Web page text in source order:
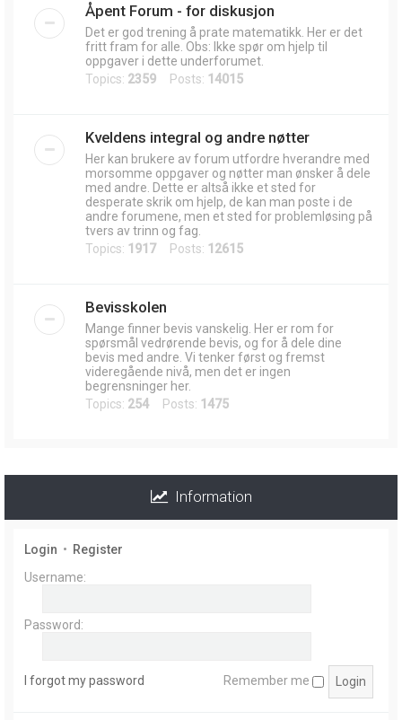
Åpent Forum - for diskusjon
Det er god trening å prate matematikk. Her er det
fritt fram for alle. Obs: Ikke spør om hjelp til
oppgaver i dette underforumet.
Topics: 2359 Posts: 14015
Kveldens integral og andre nøtter
Her kan brukere av forum utfordre hverandre med
morsomme oppgaver og nøtter man ønsker å dele
med andre. Dette er altså ikke et sted for
desperate skrik om hjelp, de kan man poste i de
andre forumene, men et sted for problemløsing på
tvers av trinn og fag.
Topics: 1917Posts: 12615
Bevisskolen
Mange finner bevis vanskelig. Her er rom for
spørsmål vedrørende bevis, og for å dele dine
bevis med andre. Vi tenker først og fremst
videregående nivå, men det er ingen
begrensninger her.
Topics: 254 Posts: 1475
Information
Login • Register
Username:
Password:
I forgot my password Remember me